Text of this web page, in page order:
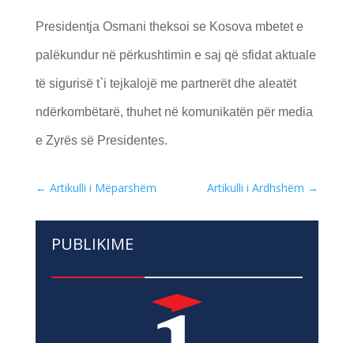
Presidentja Osmani theksoi se Kosova mbetet e
palëkundur në përkushtimin e saj që sfidat aktuale
të sigurisë t`i tejkalojë me partnerët dhe aleatët
ndërkombëtarë, thuhet në komunikatën për media
e Zyrës së Presidentes.
← Artikulli i Mëparshëm Artikulli i Ardhshëm →
PUBLIKIME